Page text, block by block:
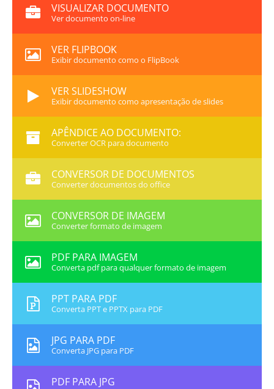
VISUALIZAR DOCUMENTO
Ver documento on-line
VER FLIPBOOK
Exibir documento como o FlipBook
VER SLIDESHOW
Exibir documento como apresentação de slides
APÊNDICE AO DOCUMENTO:
Converter OCR para documento
CONVERSOR DE DOCUMENTOS
Converter documentos do office
CONVERSOR DE IMAGEM
Converter formato de imagem
PDF PARA IMAGEM
Converta pdf para qualquer formato de imagem
PPT PARA PDF
Converta PPT e PPTX para PDF
JPG PARA PDF
Converta JPG para PDF
PDF PARA JPG